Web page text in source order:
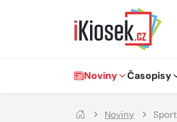
Hlavní navigace
Noviny Časopisy
Noviny Sport